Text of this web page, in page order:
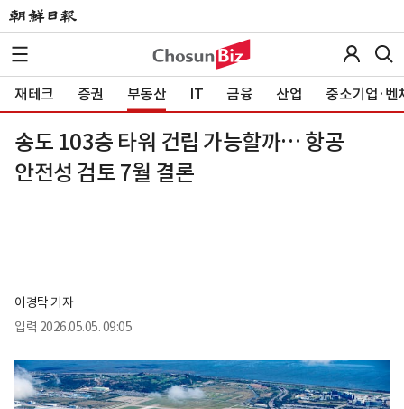
재테크 증권 부동산 IT 금융 산업 중소기업·벤
송도 103층 타워 건립 가능할까… 항공
안전성 검토 7월 결론
이경탁 기자
입력 2026.05.05. 09:05